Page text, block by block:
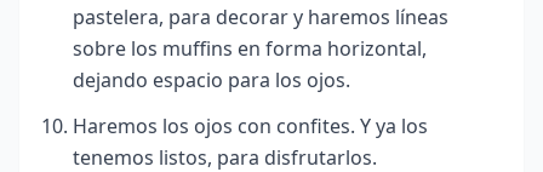
pastelera, para decorar y haremos líneas
sobre los muffins en forma horizontal,
dejando espacio para los ojos.
Haremos los ojos con confites. Y ya los
tenemos listos, para disfrutarlos.